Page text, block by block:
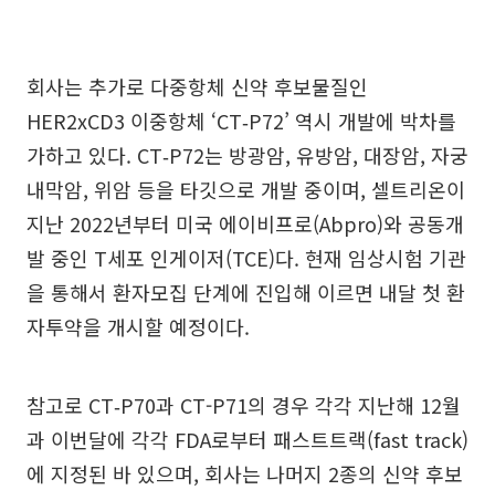
회사는 추가로 다중항체 신약 후보물질인
HER2xCD3 이중항체 ‘CT‑P72’ 역시 개발에 박차를
가하고 있다. CT‑P72는 방광암, 유방암, 대장암, 자궁
내막암, 위암 등을 타깃으로 개발 중이며, 셀트리온이
지난 2022년부터 미국 에이비프로(Abpro)와 공동개
발 중인 T세포 인게이저(TCE)다. 현재 임상시험 기관
을 통해서 환자모집 단계에 진입해 이르면 내달 첫 환
자투약을 개시할 예정이다.
참고로 CT‑P70과 CT-P71의 경우 각각 지난해 12월
과 이번달에 각각 FDA로부터 패스트트랙(fast track)
에 지정된 바 있으며, 회사는 나머지 2종의 신약 후보